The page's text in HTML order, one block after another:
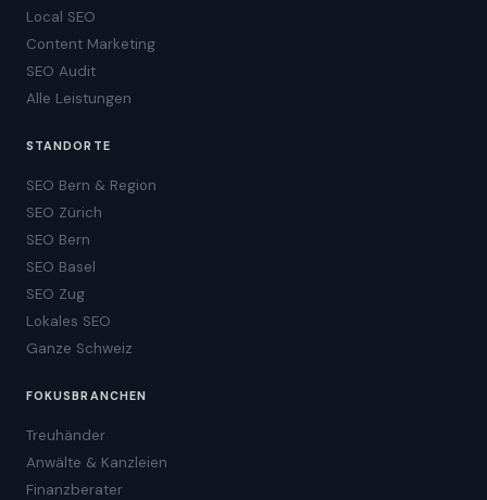
Local SEO
Content Marketing
SEO Audit
Alle Leistungen
STANDORTE
SEO Bern & Region
SEO Zürich
SEO Bern
SEO Basel
SEO Zug
Lokales SEO
Ganze Schweiz
FOKUSBRANCHEN
Treuhänder
Anwälte & Kanzleien
Finanzberater